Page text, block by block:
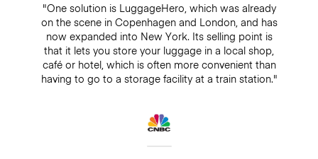
"One solution is LuggageHero, which was already
on the scene in Copenhagen and London, and has
now expanded into New York. Its selling point is
that it lets you store your luggage in a local shop,
café or hotel, which is often more convenient than
having to go to a storage facility at a train station."